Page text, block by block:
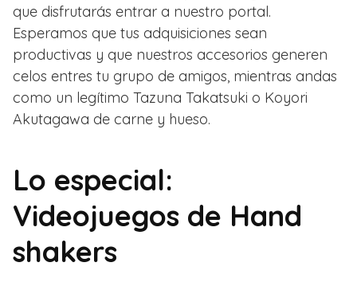
que disfrutarás entrar a nuestro portal.
Esperamos que tus adquisiciones sean
productivas y que nuestros accesorios generen
celos entres tu grupo de amigos, mientras andas
como un legítimo Tazuna Takatsuki o Koyori
Akutagawa de carne y hueso.
Lo especial:
Videojuegos de Hand
shakers